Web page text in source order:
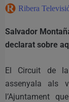
Ribera
Salvador
declarat sobre
El Circuit de la
assenyala als
l’Ajuntament